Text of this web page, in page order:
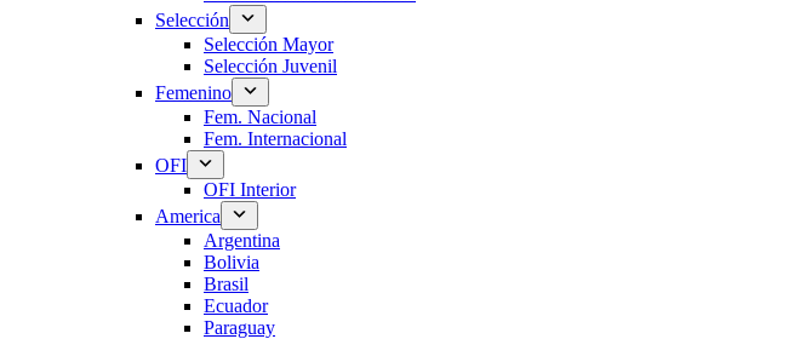
Selección
Selección Mayor
Selección Juvenil
Femenino
Fem. Nacional
Fem. Internacional
OFI
OFI Interior
America
Argentina
Bolivia
Brasil
Ecuador
Paraguay